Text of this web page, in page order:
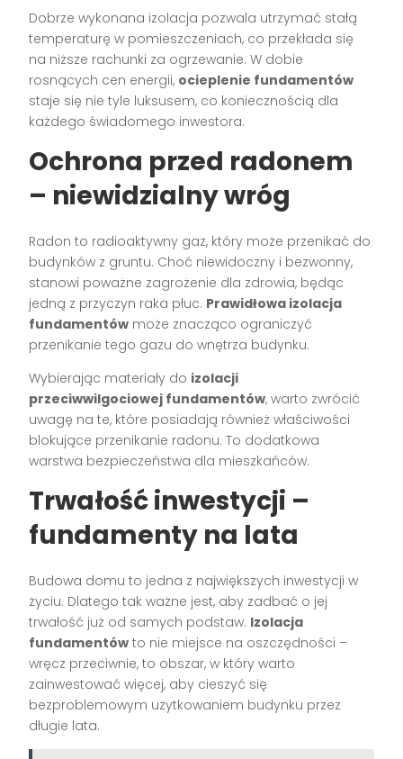
Dobrze wykonana izolacja pozwala utrzymać stałą
temperaturę w pomieszczeniach, co przekłada się
na niższe rachunki za ogrzewanie. W dobie
rosnących cen energii, ocieplenie fundamentów
staje się nie tyle luksusem, co koniecznością dla
każdego świadomego inwestora.
Ochrona przed radonem
– niewidzialny wróg
Radon to radioaktywny gaz, który może przenikać do
budynków z gruntu. Choć niewidoczny i bezwonny,
stanowi poważne zagrożenie dla zdrowia, będąc
jedną z przyczyn raka płuc. Prawidłowa izolacja
fundamentów może znacząco ograniczyć
przenikanie tego gazu do wnętrza budynku.
Wybierając materiały do izolacji
przeciwwilgociowej fundamentów, warto zwrócić
uwagę na te, które posiadają również właściwości
blokujące przenikanie radonu. To dodatkowa
warstwa bezpieczeństwa dla mieszkańców.
Trwałość inwestycji –
fundamenty na lata
Budowa domu to jedna z największych inwestycji w
życiu. Dlatego tak ważne jest, aby zadbać o jej
trwałość już od samych podstaw. Izolacja
fundamentów to nie miejsce na oszczędności –
wręcz przeciwnie, to obszar, w który warto
zainwestować więcej, aby cieszyć się
bezproblemowym użytkowaniem budynku przez
długie lata.